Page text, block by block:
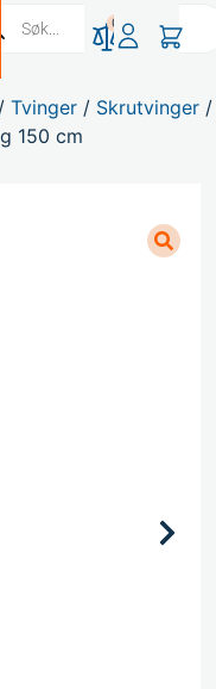
0
/Tvinger / Skrutvinger
150 cm